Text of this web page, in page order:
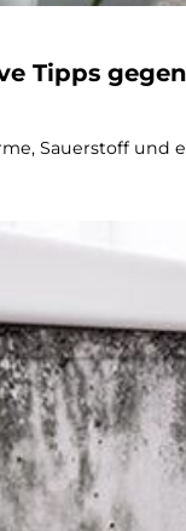
Tipps
Sauerstoff und